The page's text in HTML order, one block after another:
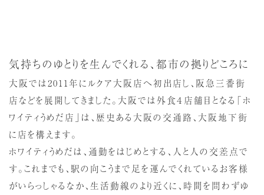
気持ちのゆとりを生んでくれる、都市の拠りどころに
大阪では2011年にルクア大阪店へ初出店し、阪急三番街
店などを展開してきました。大阪では外食４店舗目となる「ホ
ワイティうめだ店」は、歴史ある大阪の交通路、大阪地下街
に店を構えます。
ホワイティうめだは、通勤をはじめとする、人と人の交差点で
す。これまでも、駅の向こうまで足を運んでくれているお客様
がいらっしゃるなか、生活動線のより近くに、時間を問わずゆ